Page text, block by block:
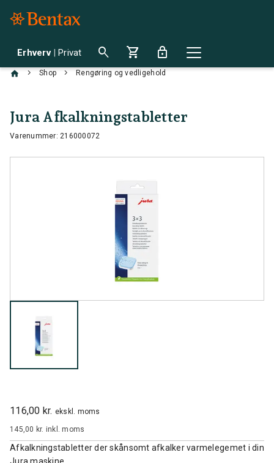
Erhverv | Privat search shopping_cart lock
chevron_right Shop chevron_right Rengøring og vedligehold
Jura Afkalkningstabletter
Varenummer: 216000072
116,00 kr. ekskl. moms
145,00 kr. inkl. moms
Afkalkningstabletter der skånsomt afkalker varmelegemet i din